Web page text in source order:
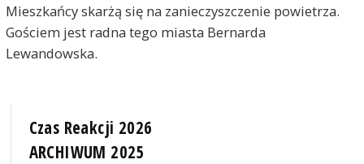
Mieszkańcy skarżą się na zanieczyszczenie powietrza.
Gościem jest radna tego miasta Bernarda
Lewandowska.
Czas Reakcji 2026
ARCHIWUM 2025